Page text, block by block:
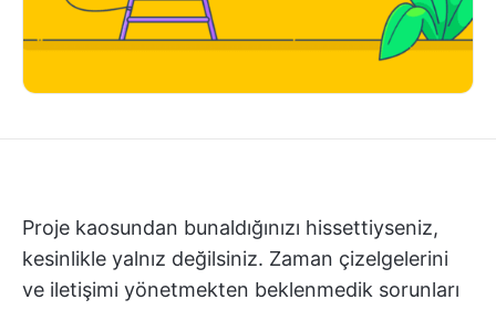
Proje kaosundan bunaldığınızı hissettiyseniz,
kesinlikle yalnız değilsiniz. Zaman çizelgelerini
ve iletişimi yönetmekten beklenmedik sorunları